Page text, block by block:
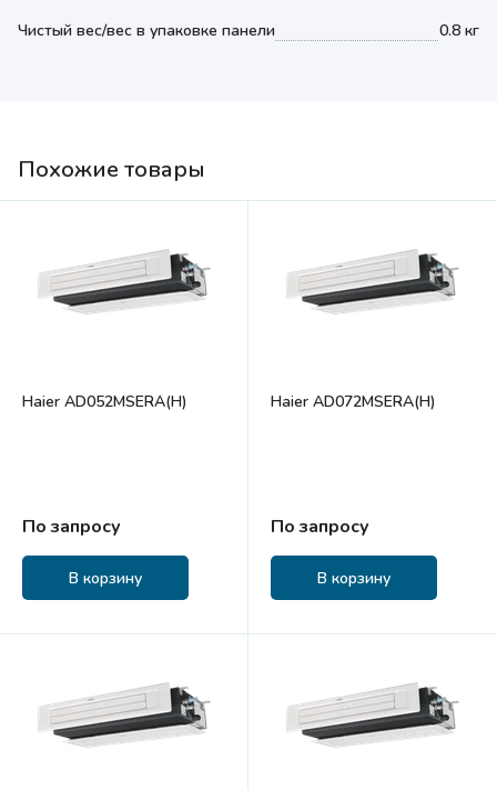
Чистый вес/вес в упаковке панели 0.8 кг
Похожие товары
Haier AD052MSERA(H)
По запросу
В корзину
Haier AD072MSERA(H)
По запросу
В корзину